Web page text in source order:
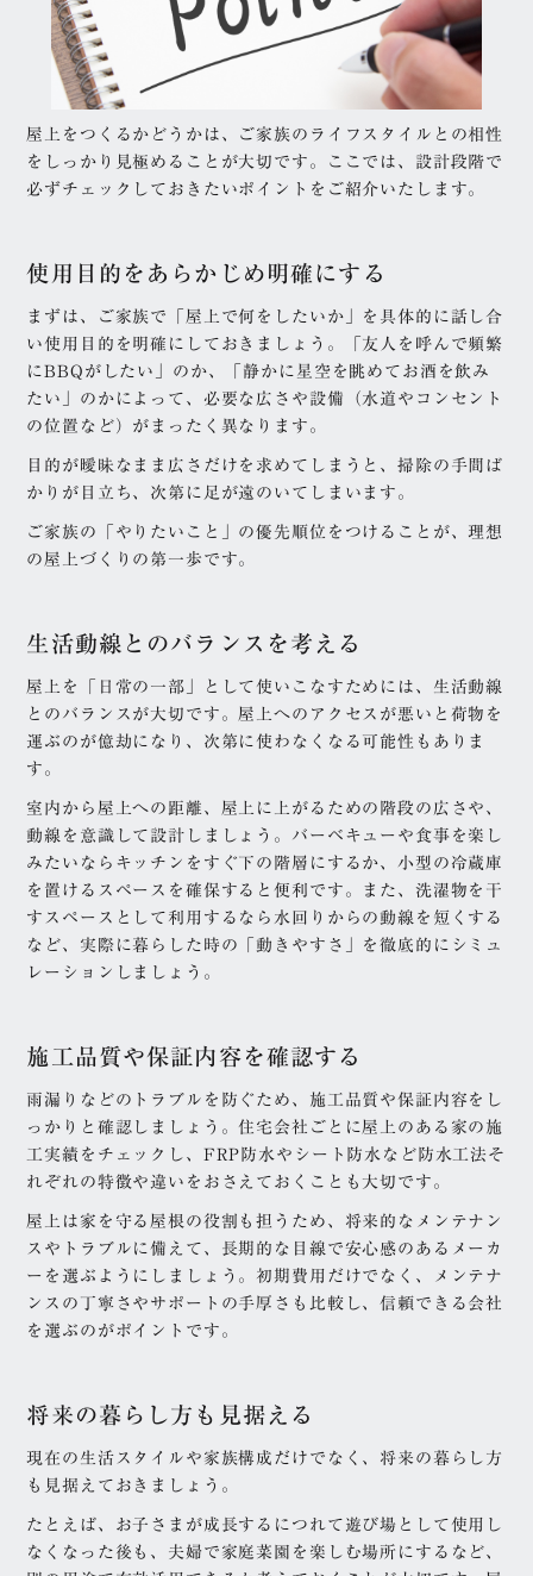
屋上をつくるかどうかは、ご家族のライフスタイルとの相性
をしっかり見極めることが大切です。ここでは、設計段階で
必ずチェックしておきたいポイントをご紹介いたします。
使用目的をあらかじめ明確にする
まずは、ご家族で「屋上で何をしたいか」を具体的に話し合
い使用目的を明確にしておきましょう。「友人を呼んで頻繁
にBBQがしたい」のか、「静かに星空を眺めてお酒を飲み
たい」のかによって、必要な広さや設備（水道やコンセント
の位置など）がまったく異なります。
目的が曖昧なまま広さだけを求めてしまうと、掃除の手間ば
かりが目立ち、次第に足が遠のいてしまいます。
ご家族の「やりたいこと」の優先順位をつけることが、理想
の屋上づくりの第一歩です。
生活動線とのバランスを考える
屋上を「日常の一部」として使いこなすためには、生活動線
とのバランスが大切です。屋上へのアクセスが悪いと荷物を
運ぶのが億劫になり、次第に使わなくなる可能性もありま
す。
室内から屋上への距離、屋上に上がるための階段の広さや、
動線を意識して設計しましょう。バーベキューや食事を楽し
みたいならキッチンをすぐ下の階層にするか、小型の冷蔵庫
を置けるスペースを確保すると便利です。また、洗濯物を干
すスペースとして利用するなら水回りからの動線を短くする
など、実際に暮らした時の「動きやすさ」を徹底的にシミュ
レーションしましょう。
施工品質や保証内容を確認する
雨漏りなどのトラブルを防ぐため、施工品質や保証内容をし
っかりと確認しましょう。住宅会社ごとに屋上のある家の施
工実績をチェックし、FRP防水やシート防水など防水工法そ
れぞれの特徴や違いをおさえておくことも大切です。
屋上は家を守る屋根の役割も担うため、将来的なメンテナン
スやトラブルに備えて、長期的な目線で安心感のあるメーカ
ーを選ぶようにしましょう。初期費用だけでなく、メンテナ
ンスの丁寧さやサポートの手厚さも比較し、信頼できる会社
を選ぶのがポイントです。
将来の暮らし方も見据える
現在の生活スタイルや家族構成だけでなく、将来の暮らし方
も見据えておきましょう。
たとえば、お子さまが成長するにつれて遊び場として使用し
なくなった後も、夫婦で家庭菜園を楽しむ場所にするなど、